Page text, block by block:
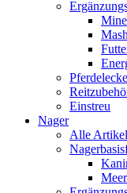
Mash
Einstreu
Nager
Alle